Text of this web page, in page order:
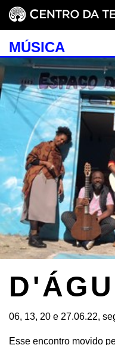
MÚSICA
06, 13, 20 e 27.06.22,
Esse encontro movido